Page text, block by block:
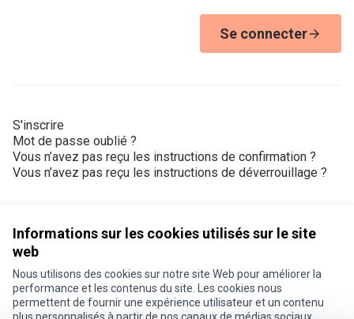
Informations sur les cookies utilisés sur le site
web
Nous utilisons des cookies sur notre site Web pour améliorer la
performance et les contenus du site. Les cookies nous
permettent de fournir une expérience utilisateur et un contenu
Se connecter
S'inscrire
Mot de passe oublié ?
Vous n’avez pas reçu les instructions de confirmation ?
Vous n’avez pas reçu les instructions de déverrouillage ?
Conditions d'utilisation
Paramètres des cookies
Je participe ! sur X
Je participe ! sur Facebook
Je participe ! sur Instagram